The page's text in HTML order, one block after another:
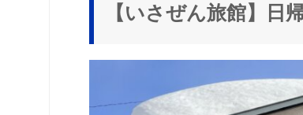
【いさぜん旅館】日